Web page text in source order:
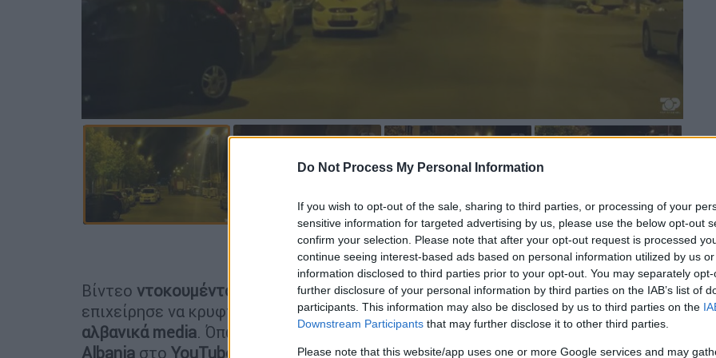
Do Not Process My Personal Information
If you wish to opt-out of the sale, sharing to third parties, or processing of your
sensitive information for targeted advertising by us, please use the below opt-out
confirm your selection. Please note that after your opt-out request is processed
continue seeing interest-based ads based on personal information utilized by us
information disclosed to third parties prior to your opt-out. You may separately
further disclosure of your personal information by third parties on the IAB’s list of
participants. This information may also be disclosed by us to third parties on the
Downstream Participants that may further disclose it to other third parties.
Please note that this website/app uses one or more Google services and may
Προσθέστε το ΕΘΝΟΣ στη Google
Βίντεο ντοκουμέντο
από τη σύλληψη του 45χρονου βιαστή με τα τατουάζ που
επιχείρησε να κρυφτεί στην
Αλβανίαγια να διαφύγει τη σύλληψη δημοσίευσαν τα
αλβανικά media. Όπως φαίνεται στο βίντεο που αναρτήθηκε στο Top Channel
Albania στο YouTube οι άνδρες τηςαλβανικής Αστυνομίαςέφτασαν στοσπίτι